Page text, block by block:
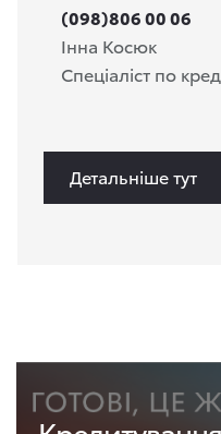
(098)806 00 06
Інна Косюк
Спеціаліст по
Детальніше тут